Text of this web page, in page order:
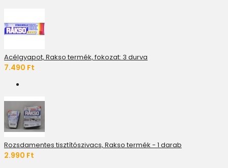
Acélgyapot, Rakso termék, fokozat: 3 durva
7.490 Ft
Rozsdamentes tisztítószivacs, Rakso termék - 1 darab
2.990 Ft